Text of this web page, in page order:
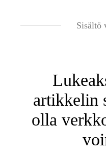
Sisältö
artikkelin
olla